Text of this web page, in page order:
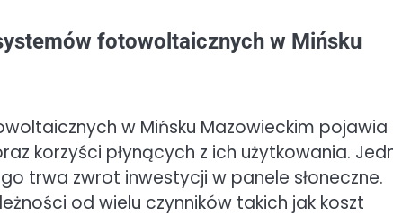
fotowoltaicznych w Mińsku
w Mińsku Mazowieckim pojawia
korzyści płynących z ich użytkowania.
trwa zwrot inwestycji w panele słoneczne.
od wielu czynników takich jak koszt